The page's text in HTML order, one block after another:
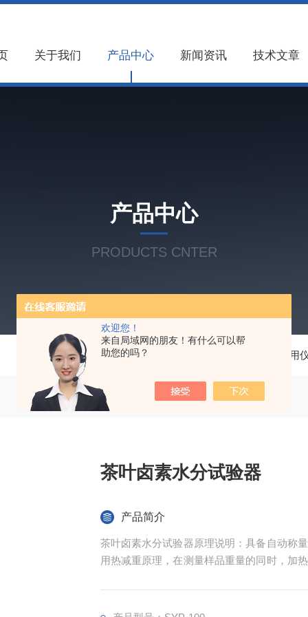
欢迎您！
来自局域网的朋友！有什么可以帮
助您的吗？
关于我们 产品中心 新闻资讯 技术文章
产品中心
PRODUCTS CNTER
当前位置：首页 石化分析通用
茶叶卤素水分试验器
产品简介
茶叶卤素水分试验器原理说明：具备自动称
用热减重原理，在测量样品重量的同时，加